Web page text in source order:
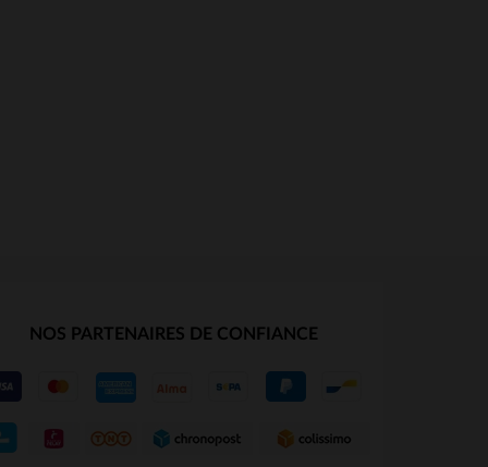
NOS PARTENAIRES DE CONFIANCE